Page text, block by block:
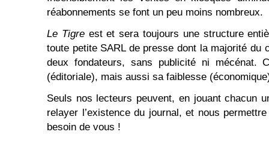
réabonnements se font un peu moins nombreux.
Le Tigreest et sera toujours une structure
toute petite SARL de presse dont la majorité du
deux fondateurs, sans publicité ni mécénat.
(éditoriale), mais aussi sa faiblesse
Seuls nos lecteurs peuvent, en jouant chacun
relayer l’existence du journal, et nous
besoin de vous !